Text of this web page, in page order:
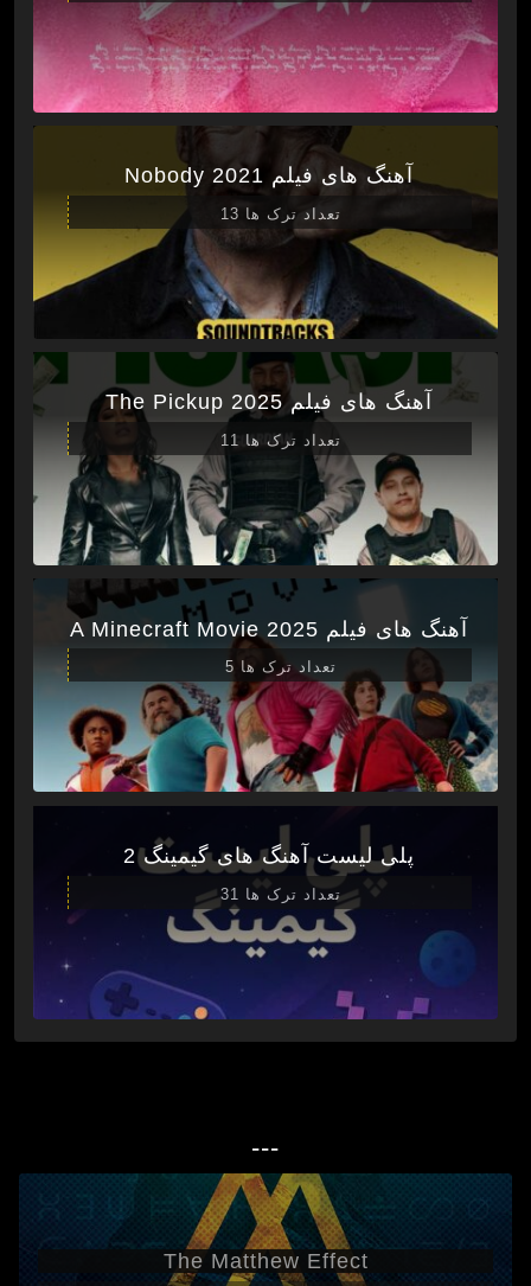
آهنگ های فیلم Nobody 2021
تعداد ترک ها 13
آهنگ های فیلم The Pickup 2025
تعداد ترک ها 11
آهنگ های فیلم A Minecraft Movie 2025
تعداد ترک ها 5
پلی لیست آهنگ های گیمینگ 2
تعداد ترک ها 31
---
The Matthew Effect